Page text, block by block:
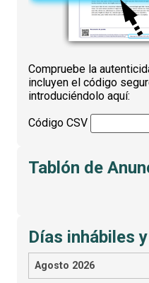
Compruebe la
incluyen el código
introduciéndolo aquí:
Código CSV
Tablón de
Días inhábiles
Agosto 2026